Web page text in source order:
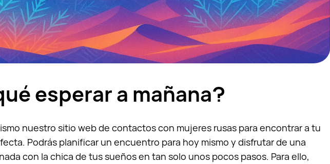
esperar a mañana?
nuestro sitio web de contactos con mujeres rusas para encontrar a tu
Podrás planificar un encuentro para hoy mismo y disfrutar de una
con la chica de tus sueños en tan solo unos pocos pasos. Para ello,